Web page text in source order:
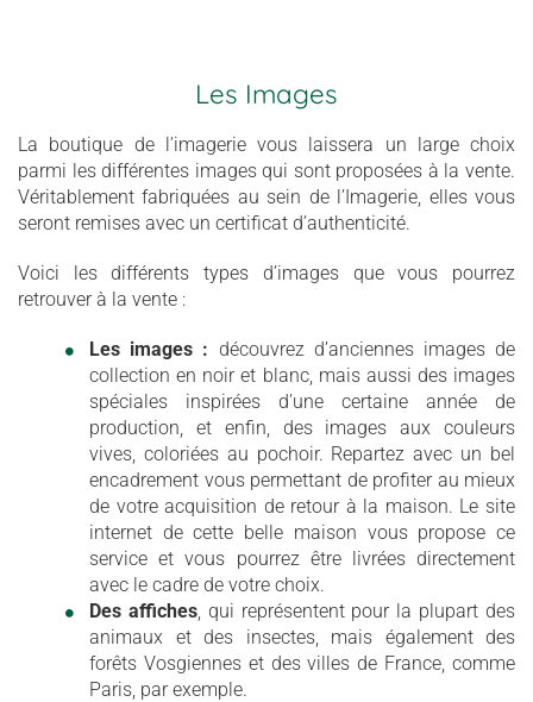
Les Images
La boutique de l’imagerie vous laissera un large choix
parmi les différentes images qui sont proposées à la vente.
Véritablement fabriquées au sein de l’Imagerie, elles vous
seront remises avec un certificat d’authenticité.
Voici les différents types d’images que vous pourrez
retrouver à la vente :
Les images : découvrez d’anciennes images de
collection en noir et blanc, mais aussi des images
spéciales inspirées d’une certaine année de
production, et enfin, des images aux couleurs
vives, coloriées au pochoir. Repartez avec un bel
encadrement vous permettant de profiter au mieux
de votre acquisition de retour à la maison. Le site
internet de cette belle maison vous propose ce
service et vous pourrez être livrées directement
avec le cadre de votre choix.
Des affiches, qui représentent pour la plupart des
animaux et des insectes, mais également des
forêts Vosgiennes et des villes de France, comme
Paris, par exemple.